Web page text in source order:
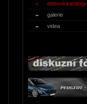
dobové katalogy
galerie
videa